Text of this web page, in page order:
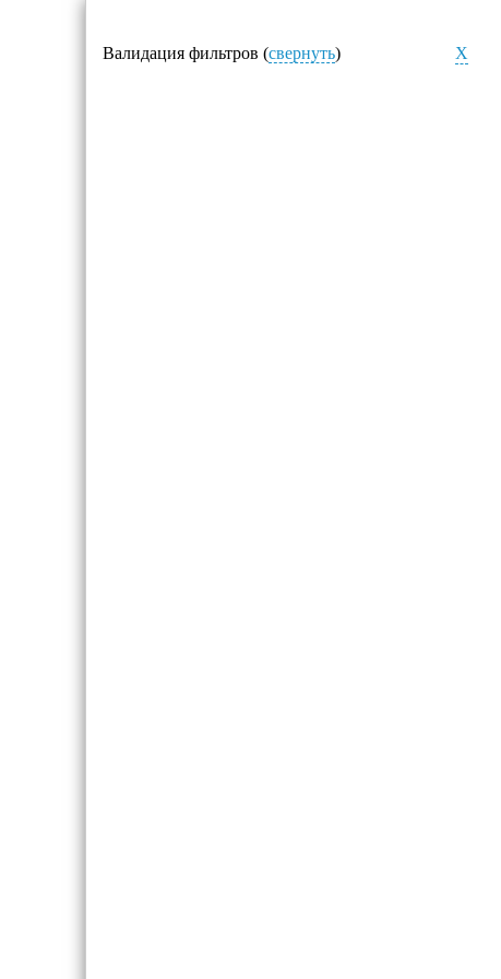
Валидация фильтров (свернуть)
X